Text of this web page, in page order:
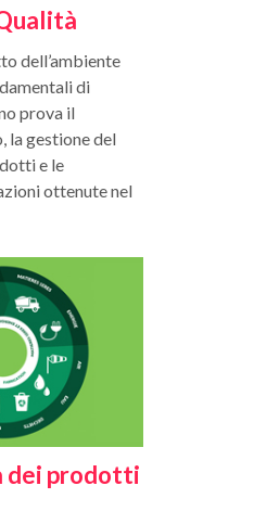
dell’ambiente
di
prova il
la gestione del
e le
ottenute nel
dei prodotti